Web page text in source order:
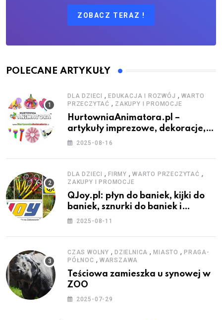
ZOBACZ TERAZ !
POLECANE ARTYKUŁY
DLA DZIECI , EDUKACJA I ROZWÓJ , WARTO
PRZECZYTAĆ , ZAKUPY I PROMOCJE
HurtowniaAnimatora.pl –
artykuły imprezowe, dekoracje,
stroje i akcesoria dla animatorów
2025-08-16
DLA DZIECI , FIRMY , WARTO PRZECZYTAĆ ,
ZAKUPY I PROMOCJE
QJoy.pl: płyn do baniek, kijki do
baniek, sznurki do baniek i
zestawy do baniek
2025-08-11
CZAS WOLNY , DZIELNICA ,MIASTO ,PRAGA-
PÓŁNOC , WARSZAWA
Teściowa zamieszka u synowej w
ZOO
2025-07-29